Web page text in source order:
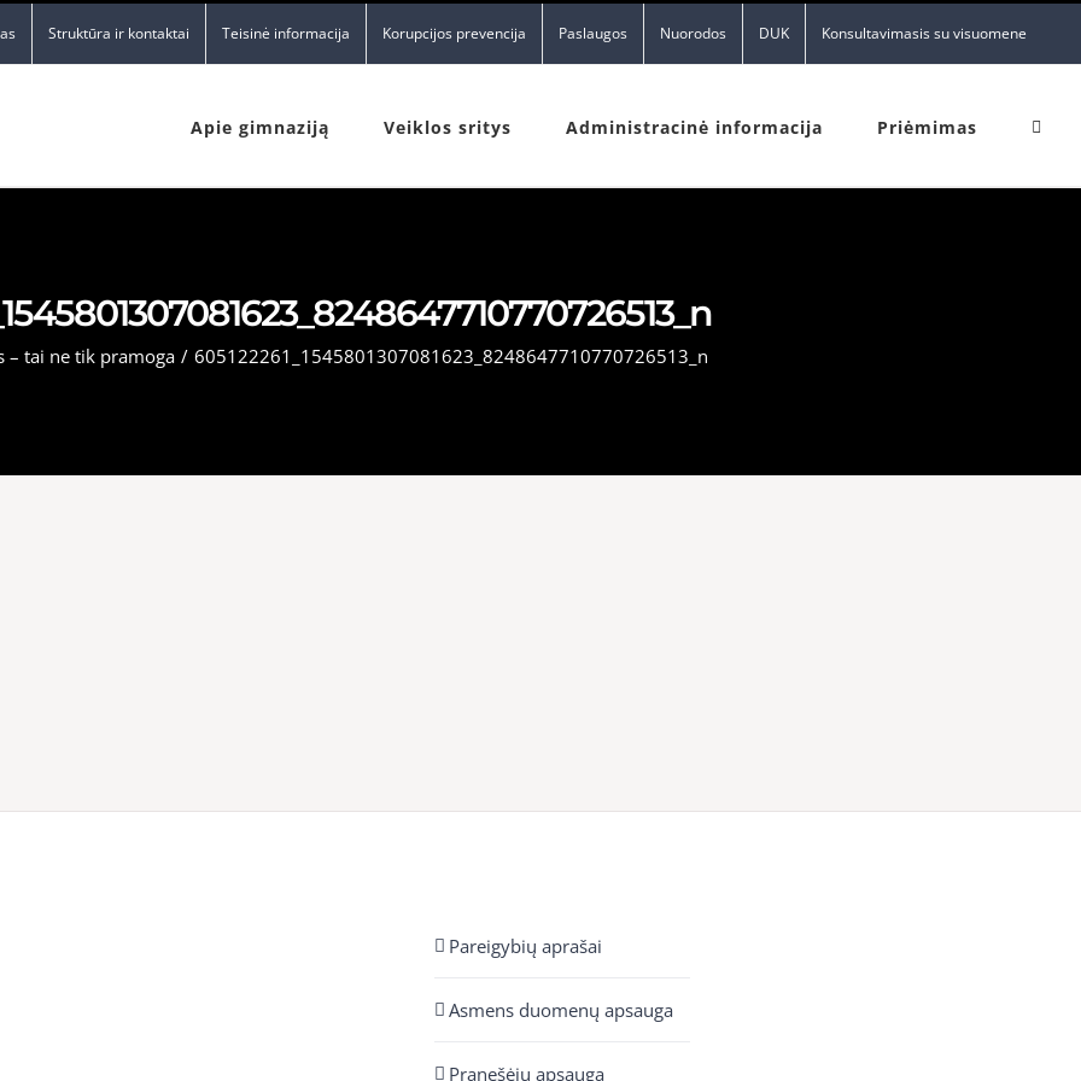
Struktūra ir kontaktai Teisinė informacija Korupcijos prevencija Paslaugos Nuorodos DUK Konsultavimasis su visuomene
Apie gimnaziją Veiklos sritys Administracinė informacija Priėmimas
– tai ne tik pramoga / 605122261_1545801307081623_8248647710770726513_n
Pareigybių aprašai
Asmens duomenų apsauga
Pranešėjų apsauga